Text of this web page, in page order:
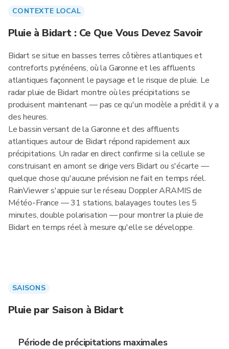
CONTEXTE LOCAL
Pluie à Bidart : Ce Que Vous Devez Savoir
Bidart se situe en basses terres côtières atlantiques et
contreforts pyrénéens, où la Garonne et les affluents
atlantiques façonnent le paysage et le risque de pluie. Le
radar pluie de Bidart montre où les précipitations se
produisent maintenant — pas ce qu'un modèle a prédit il y a
des heures.
Le bassin versant de la Garonne et des affluents
atlantiques autour de Bidart répond rapidement aux
précipitations. Un radar en direct confirme si la cellule se
construisant en amont se dirige vers Bidart ou s'écarte —
quelque chose qu'aucune prévision ne fait en temps réel.
RainViewer s'appuie sur le réseau Doppler ARAMIS de
Météo-France — 31 stations, balayages toutes les 5
minutes, double polarisation — pour montrer la pluie de
Bidart en temps réel à mesure qu'elle se développe.
SAISONS
Pluie par Saison à Bidart
Période de précipitations maximales